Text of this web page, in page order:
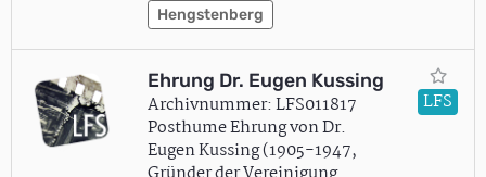
Hengstenberg
Ehrung Dr. Eugen Kussing
Archivnummer: LFS011817
Posthume Ehrung von Dr.
Eugen Kussing (1905-1947,
LFS